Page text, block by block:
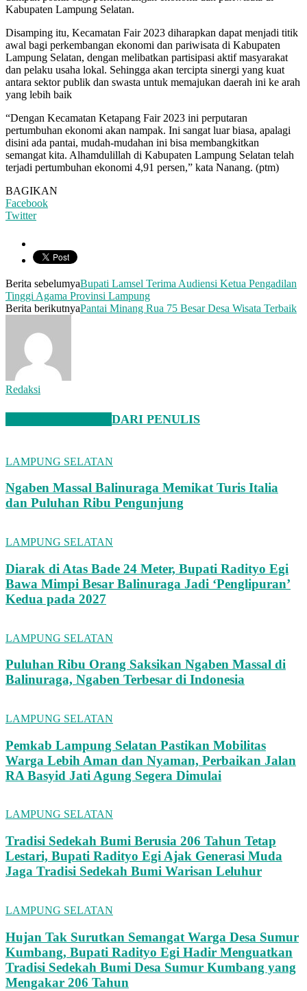
Kabupaten Lampung Selatan.
Disamping itu, Kecamatan Fair 2023 diharapkan dapat menjadi titik
awal bagi perkembangan ekonomi dan pariwisata di Kabupaten
Lampung Selatan, dengan melibatkan partisipasi aktif masyarakat
dan pelaku usaha lokal. Sehingga akan tercipta sinergi yang kuat
antara sektor publik dan swasta untuk memajukan daerah ini ke arah
yang lebih baik
“Dengan Kecamatan Ketapang Fair 2023 ini perputaran
pertumbuhan ekonomi akan nampak. Ini sangat luar biasa, apalagi
disini ada pantai, mudah-mudahan ini bisa membangkitkan
semangat kita. Alhamdulillah di Kabupaten Lampung Selatan telah
terjadi pertumbuhan ekonomi 4,91 persen,” kata Nanang. (ptm)
BAGIKAN
Facebook
Twitter
Berita sebelumyaBupati Lamsel Terima Audiensi Ketua Pengadilan
Tinggi Agama Provinsi Lampung
Berita berikutnyaPantai Minang Rua 75 Besar Desa Wisata Terbaik
Redaksi
DARI PENULIS
LAMPUNG SELATAN
Ngaben Massal Balinuraga Memikat Turis Italia
dan Puluhan Ribu Pengunjung
LAMPUNG SELATAN
Diarak di Atas Bade 24 Meter, Bupati Radityo Egi
Bawa Mimpi Besar Balinuraga Jadi ‘Penglipuran’
Kedua pada 2027
LAMPUNG SELATAN
Puluhan Ribu Orang Saksikan Ngaben Massal di
Balinuraga, Ngaben Terbesar di Indonesia
LAMPUNG SELATAN
Pemkab Lampung Selatan Pastikan Mobilitas
Warga Lebih Aman dan Nyaman, Perbaikan Jalan
RA Basyid Jati Agung Segera Dimulai
LAMPUNG SELATAN
Tradisi Sedekah Bumi Berusia 206 Tahun Tetap
Lestari, Bupati Radityo Egi Ajak Generasi Muda
Jaga Tradisi Sedekah Bumi Warisan Leluhur
LAMPUNG SELATAN
Hujan Tak Surutkan Semangat Warga Desa Sumur
Kumbang, Bupati Radityo Egi Hadir Menguatkan
Tradisi Sedekah Bumi Desa Sumur Kumbang yang
Mengakar 206 Tahun